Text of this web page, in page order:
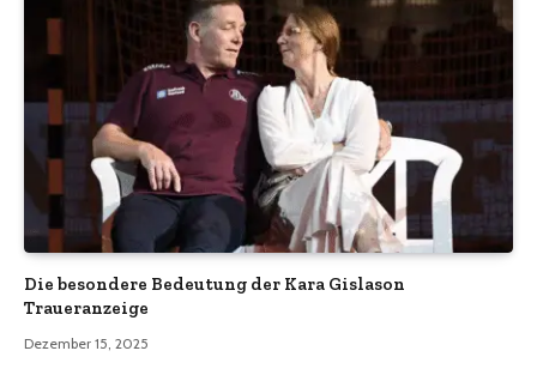
Die besondere Bedeutung der Kara Gislason
Traueranzeige
Dezember 15, 2025